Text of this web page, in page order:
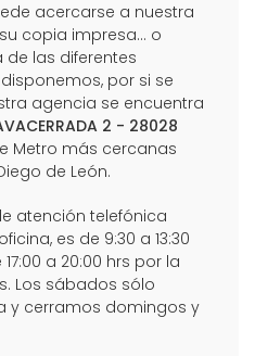
acercarse a nuestra
copia impresa... o
las diferentes
por si se
agencia se encuentra
2 - 28028
Metro más cercanas
de León.
atención telefónica
es de 9:30 a 13:30
a 20:00 hrs por la
Los sábados sólo
y cerramos domingos y